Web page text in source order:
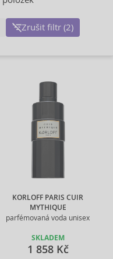
Zrušit filtr (2)
KORLOFF PARIS CUIR
MYTHIQUE
parfémovaná voda unisex
SKLADEM
1 858 Kč